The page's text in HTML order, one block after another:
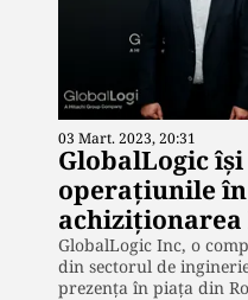
03 Mart. 2023, 20:31
GlobalLogic
operațiunile
achiziționarea
GlobalLogic Inc, o
din sectorul de
prezența în piața din